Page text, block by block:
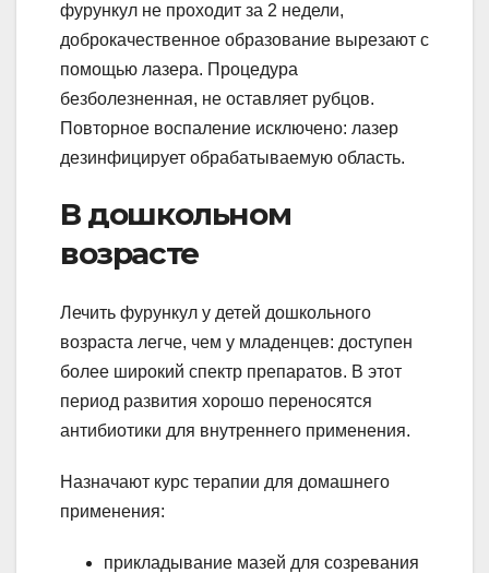
фурункул не проходит за 2 недели,
доброкачественное образование вырезают с
помощью лазера. Процедура
безболезненная, не оставляет рубцов.
Повторное воспаление исключено: лазер
дезинфицирует обрабатываемую область.
В дошкольном
возрасте
Лечить фурункул у детей дошкольного
возраста легче, чем у младенцев: доступен
более широкий спектр препаратов. В этот
период развития хорошо переносятся
антибиотики для внутреннего применения.
Назначают курс терапии для домашнего
применения:
прикладывание мазей для созревания